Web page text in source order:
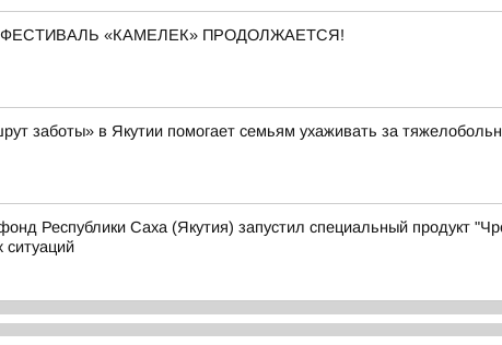
«КАМЕЛЕК» ПРОДОЛЖАЕТСЯ!
заботы» в Якутии помогает семьям ухаживать за
Республики Саха (Якутия) запустил специальный продукт
ситуаций